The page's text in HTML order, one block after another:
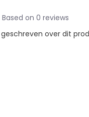
Based on 0 reviews
over dit